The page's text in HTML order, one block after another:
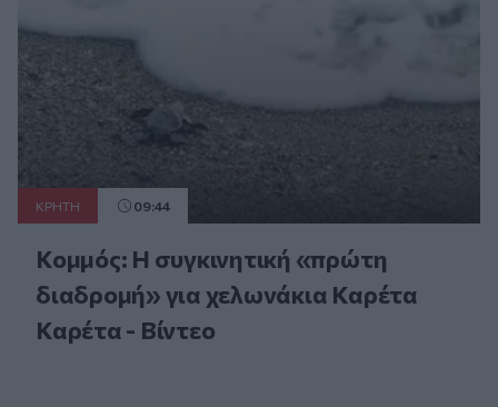
ΚΡΗΤΗ 09:44
Κομμός: Η συγκινητική «πρώτη
διαδρομή» για χελωνάκια Καρέτα
Καρέτα - Βίντεο